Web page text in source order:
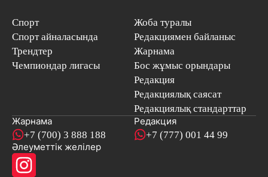
Спорт
Спорт айналасында
Трендтер
Чемпиондар лигасы
Жоба туралы
Редакциямен байланыс
Жарнама
Бос жұмыс орындары
Редакция
Редакциялық саясат
Редакциялық стандарттар
Жарнама
+7 (700) 3 888 188
Редакция
+7 (777) 001 44 99
Әлеуметтік желілер